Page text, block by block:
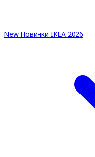
New Новинки IKEA 2026